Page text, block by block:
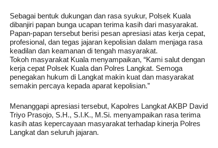
Sebagai bentuk dukungan dan rasa syukur, Polsek Kuala
dibanjiri papan bunga ucapan terima kasih dari masyarakat.
Papan-papan tersebut berisi pesan apresiasi atas kerja cepat,
profesional, dan tegas jajaran kepolisian dalam menjaga rasa
keadilan dan keamanan di tengah masyarakat.
Tokoh masyarakat Kuala menyampaikan, “Kami salut dengan
kerja cepat Polsek Kuala dan Polres Langkat. Semoga
penegakan hukum di Langkat makin kuat dan masyarakat
semakin percaya kepada aparat kepolisian.”
Menanggapi apresiasi tersebut, Kapolres Langkat AKBP David
Triyo Prasojo, S.H., S.I.K., M.Si. menyampaikan rasa terima
kasih atas kepercayaan masyarakat terhadap kinerja Polres
Langkat dan seluruh jajaran.